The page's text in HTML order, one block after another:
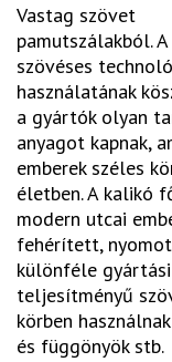
Vastag szövet
pamutszálakból.
szövéses
használatának
a gyártók olyan
anyagot kapnak,
emberek széles
életben. A kalikó
modern utcai
fehérített,
különféle
teljesítményű
körben
és függönyök stb.